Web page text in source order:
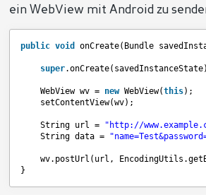
ein WebView mit Android zu
public void onCreate(Bundle
super
WebView wv = new WebView(this);
setContentView(wv);
String url = " http://
String data =
wv.postUrl(url,
}